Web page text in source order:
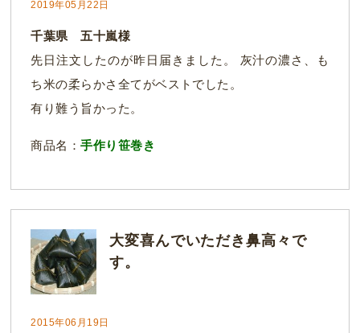
2019年05月22日
千葉県 五十嵐様
先日注文したのが昨日届きました。 灰汁の濃さ、も
ち米の柔らかさ全てがベストでした。
有り難う旨かった。
商品名：手作り笹巻き
大変喜んでいただき鼻高々で
す。
2015年06月19日